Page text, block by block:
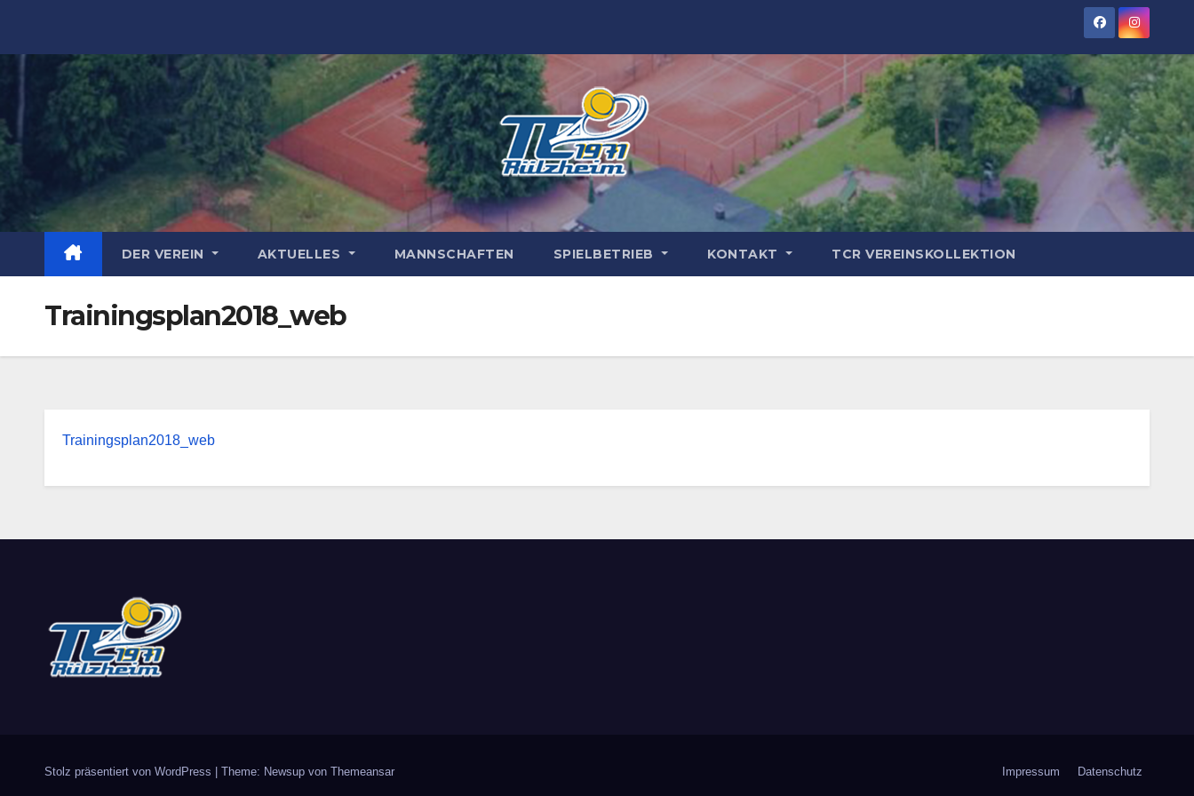
DER VEREIN AKTUELLES MANNSCHAFTEN SPIELBETRIEB KONTAKT TCR VEREINSKOLLEKTION
Trainingsplan2018_web
Trainingsplan2018_web
Stolz präsentiert von WordPress Theme: Newsup von Themeansar Impressum Datenschutz